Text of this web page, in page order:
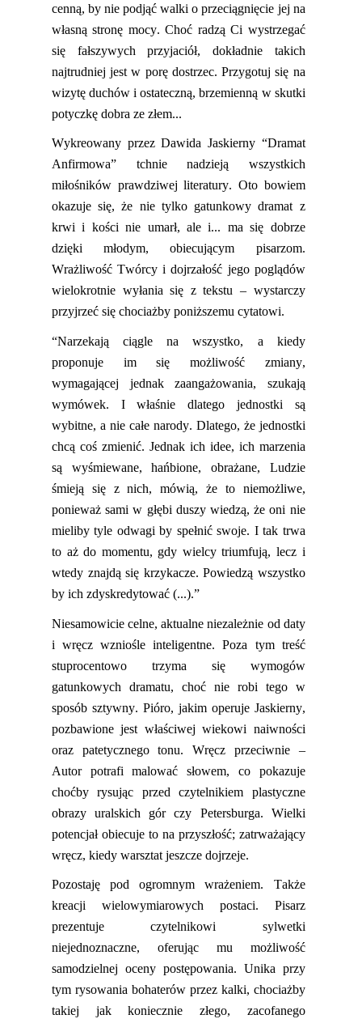
cenną, by nie podjąć walki o przeciągnięcie jej na
własną stronę mocy. Choć radzą Ci wystrzegać
się fałszywych przyjaciół, dokładnie takich
najtrudniej jest w porę dostrzec.Przygotuj się na
wizytę duchów i ostateczną, brzemienną w skutki
potyczkę dobra ze złem...
Wykreowany przez Dawida Jaskierny“Dramat
Anfirmowa” tchnie nadzieją wszystkich
miłośników prawdziwej literatury. Oto bowiem
okazuje się, że nie tylko gatunkowy dramatz
krwi i kościnie umarł, alei... ma się dobrze
dzięki młodym, obiecującym pisarzom.
Wrażliwość Twórcy i dojrzałość jego poglądów
wielokrotnie wyłania się z tekstu – wystarczy
przyjrzeć się chociażby poniższemu cytatowi.
“Narzekają ciągle na wszystko, a kiedy
proponuje im się możliwość zmiany,
wymagającej jednak zaangażowania, szukają
wymówek. I właśnie dlatego jednostki są
wybitne, a nie całe narody. Dlatego, że jednostki
chcą coś zmienić. Jednak ich idee, ich marzenia
są wyśmiewane, hańbione, obrażane, Ludzie
śmieją się z nich, mówią, że to niemożliwe,
ponieważ sami w głębi duszy wiedzą, że oni nie
mieliby tyle odwagi by spełnić swoje. I tak trwa
to aż do momentu, gdy wielcy triumfują, lecz i
wtedy znajdą się krzykacze. Powiedzą wszystko
by ich zdyskredytować (...).”
Niesamowicie celne, aktualne niezależnie od daty
i wręcz wzniośle inteligentne. Poza tym treść
stuprocentowo trzyma się wymogów
gatunkowych dramatu, choć nie robi tego w
sposób sztywny. Pióro, jakim operuje Jaskierny,
pozbawione jest właściwej wiekowi naiwności
oraz patetycznego tonu. Wręcz przeciwnie –
Autor potrafi malować słowem, co pokazuje
choćby rysując przed czytelnikiem plastyczne
obrazy uralskich gór czy Petersburga. Wielki
potencjał obiecuje to na przyszłość; zatrważający
wręcz, kiedy warsztat jeszcze dojrzeje.
Pozostaję pod ogromnym wrażeniem. Także
kreacji wielowymiarowych postaci. Pisarz
prezentuje czytelnikowi sylwetki
niejednoznaczne, oferując mu możliwość
samodzielnej oceny postępowania. Unika przy
tym rysowania bohaterów przez kalki, chociażby
takiej jak koniecznie złego, zacofanego